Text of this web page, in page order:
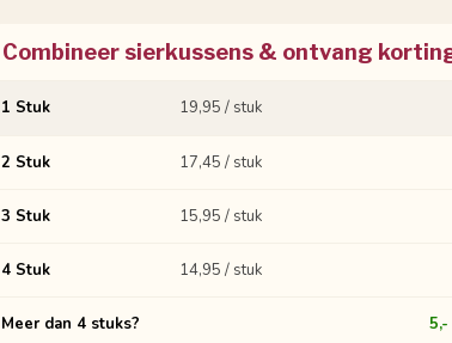
Combineer sierkussens & ontvang
1 Stuk 19,95 / stuk
2 Stuk 17,45 / stuk
3 Stuk 15,95 / stuk
4 Stuk 14,95 / stuk
Meer dan 4 stuks?